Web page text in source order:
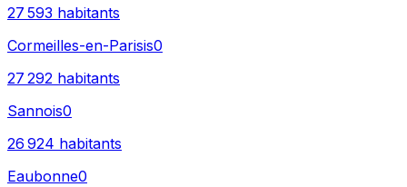
27 593 habitants
Cormeilles-en-Parisis0
27 292 habitants
Sannois0
26 924 habitants
Eaubonne0